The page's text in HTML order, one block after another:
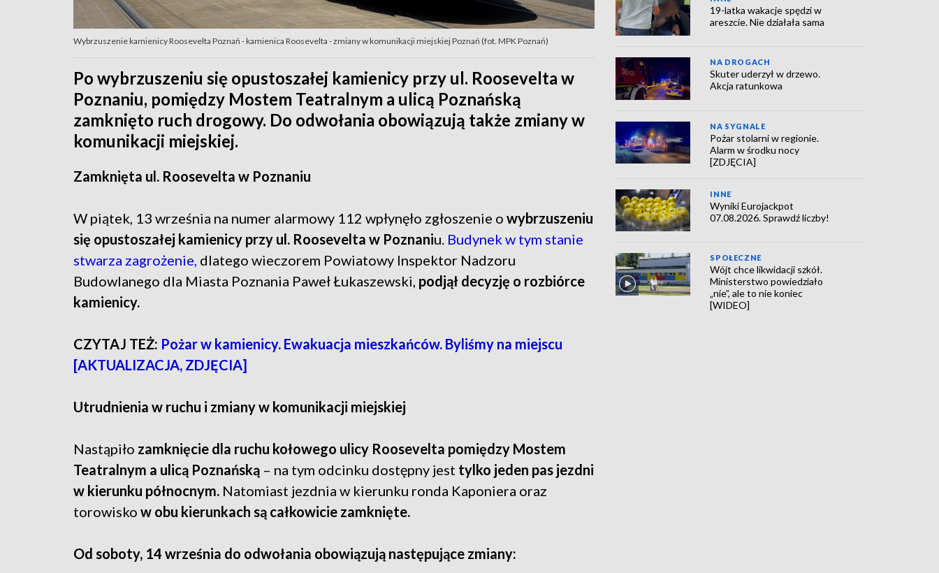
Wybrzuszenie kamienicy Roosevelta Poznań - kamienica Roosevelta - zmiany w komunikacji miejskiej Poznań (fot. MPK Poznań)
Po wybrzuszeniu się opustoszałej kamienicy przy ul. Roosevelta w
Poznaniu, pomiędzy Mostem Teatralnym a ulicą Poznańską
zamknięto ruch drogowy. Do odwołania obowiązują także zmiany w
komunikacji miejskiej.
Zamknięta ul. Roosevelta w Poznaniu
W piątek, 13 września na numer alarmowy 112 wpłynęło zgłoszenie o wybrzuszeniu
się opustoszałej kamienicy przy ul. Roosevelta w Poznaniu. Budynek w tym stanie
stwarza zagrożenie, dlatego wieczorem Powiatowy Inspektor Nadzoru
Budowlanego dla Miasta Poznania Paweł Łukaszewski, podjął decyzję o rozbiórce
kamienicy.
CZYTAJ TEŻ: Pożar w kamienicy. Ewakuacja mieszkańców. Byliśmy na miejscu
[AKTUALIZACJA, ZDJĘCIA]
Utrudnienia w ruchu i zmiany w komunikacji miejskiej
Nastąpiło zamknięcie dla ruchu kołowego ulicy Roosevelta pomiędzy Mostem
Teatralnym a ulicą Poznańską – na tym odcinku dostępny jest tylko jeden pas jezdni
w kierunku północnym. Natomiast jezdnia w kierunku ronda Kaponiera oraz
torowisko w obu kierunkach są całkowicie zamknięte.
Od soboty, 14 września do odwołania obowiązują następujące zmiany:
19-latka wakacje spędzi w
areszcie. Nie działała sama
NA DROGACH
Skuter uderzył w drzewo.
Akcja ratunkowa
NA SYGNALE
Pożar stolarni w regionie.
Alarm w środku nocy
[ZDJĘCIA]
INNE
Wyniki Eurojackpot
07.08.2026. Sprawdź liczby!
SPOŁECZNE
Wójt chce likwidacji szkół.
Ministerstwo powiedziało
„nie”, ale to nie koniec
[WIDEO]